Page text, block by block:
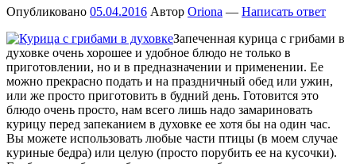
Опубликовано 05.04.2016 Автор Oriona — Написать ответ
Запеченная курица с грибами в
духовке очень хорошее и удобное блюдо не только в
приготовлении, но и в предназначении и применении. Ее
можно прекрасно подать и на праздничный обед или ужин,
или же просто приготовить в будний день. Готовится это
блюдо очень просто, нам всего лишь надо замариновать
курицу перед запеканием в духовке ее хотя бы на один час.
Вы можете использовать любые части птицы (в моем случае
куриные бедра) или целую (просто порубить ее на кусочки).